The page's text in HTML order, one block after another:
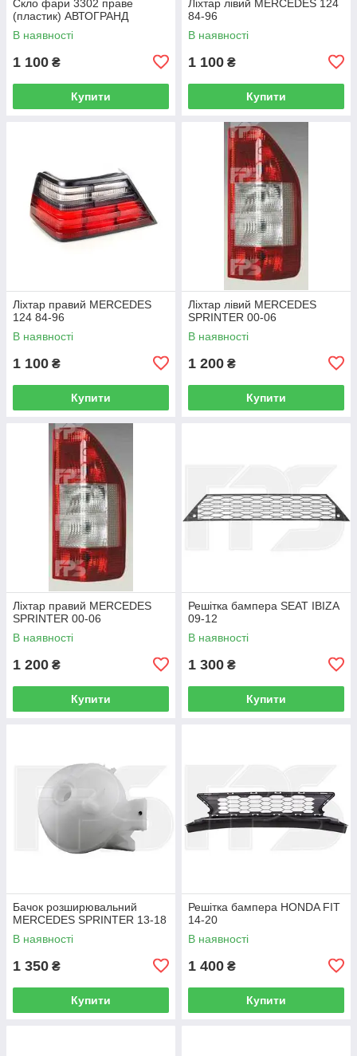
Скло фари 3302 праве
(пластик) АВТОГРАНД
В наявності
1 100 ₴
Купити
Ліхтар лівий MERCEDES 124
84-96
В наявності
1 100 ₴
Купити
Ліхтар правий MERCEDES
124 84-96
В наявності
1 100 ₴
Купити
Ліхтар лівий MERCEDES
SPRINTER 00-06
В наявності
1 200 ₴
Купити
Ліхтар правий MERCEDES
SPRINTER 00-06
В наявності
1 200 ₴
Купити
Решітка бампера SEAT IBIZA
09-12
В наявності
1 300 ₴
Купити
Бачок розширювальний
MERCEDES SPRINTER 13-18
В наявності
1 350 ₴
Купити
Решітка бампера HONDA FIT
14-20
В наявності
1 400 ₴
Купити